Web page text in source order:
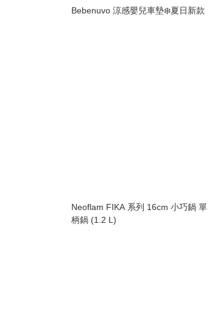
Bebenuvo 涼感嬰兒車墊❄️夏日新款
Neoflam FIKA 系列 16cm 小巧鍋 單
柄鍋 (1.2 L)